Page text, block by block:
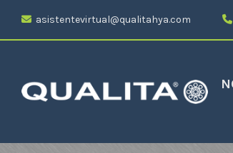
asistentevirtual@qualitahya.com